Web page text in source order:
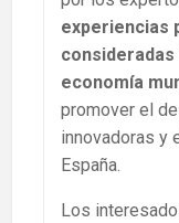
experiencias
economía
promover el
innovadoras y
España.
Los